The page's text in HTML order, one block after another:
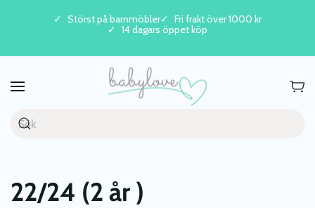
Skip to main content
Störst på barnmöbler
Fri frakt över 1000 kr
14 dagars öppet köp
22/24 (2 år )